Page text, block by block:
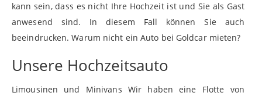
kann sein, dass es nicht Ihre Hochzeit ist und Sie als Gast
anwesend sind. In diesem Fall können Sie auch
beeindrucken. Warum nicht ein Auto bei Goldcar mieten?
Unsere Hochzeitsauto
Limousinen und Minivans Wir haben eine Flotte von